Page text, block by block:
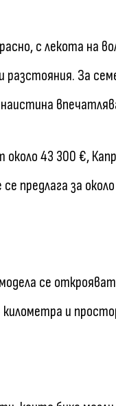
с лекота на
разстояния. За
около 43 300 €,
предлага за
се
и